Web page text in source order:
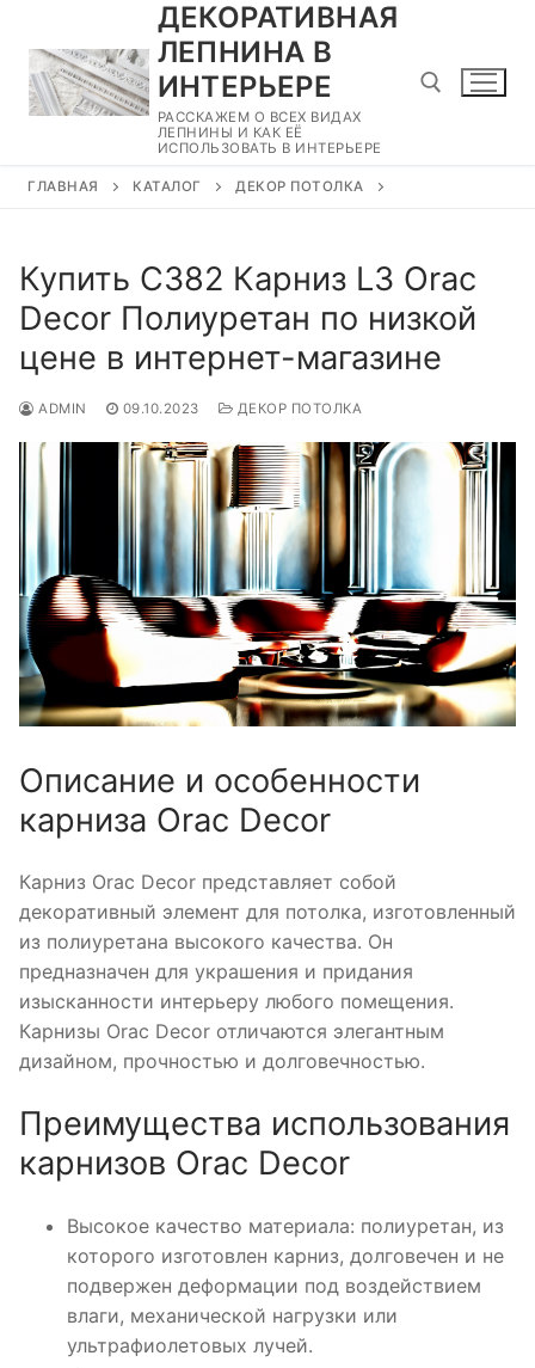
содержимому
ДЕКОРАТИВНАЯ
ЛЕПНИНА В
ИНТЕРЬЕРЕ
РАССКАЖЕМ О ВСЕХ ВИДАХ
ЛЕПНИНЫ И КАК ЕЁ
ИСПОЛЬЗОВАТЬ В ИНТЕРЬЕРЕ
ГЛАВНАЯ КАТАЛОГ ДЕКОР ПОТОЛКА
Купить C382 Карниз L3 Orac
Decor Полиуретан по низкой
цене в интернет-магазине
ADMIN 09.10.2023 ДЕКОР ПОТОЛКА
Описание и особенности
карниза Orac Decor
Карниз Orac Decor представляет собой
декоративный элемент для потолка, изготовленный
из полиуретана высокого качества. Он
предназначен для украшения и придания
изысканности интерьеру любого помещения.
Карнизы Orac Decor отличаются элегантным
дизайном, прочностью и долговечностью.
Преимущества использования
карнизов Orac Decor
Высокое качество материала: полиуретан, из
которого изготовлен карниз, долговечен и не
подвержен деформации под воздействием
влаги, механической нагрузки или
ультрафиолетовых лучей.